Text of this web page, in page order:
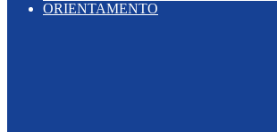
ORIENTAMENTO